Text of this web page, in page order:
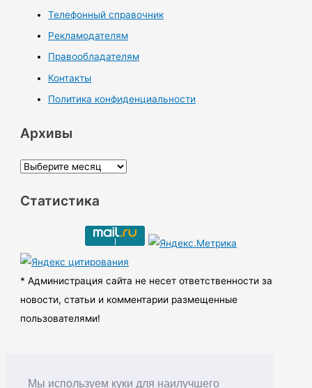
Мы используем куки для наилучшего
Телефонный справочник
Рекламодателям
Правообладателям
Контакты
Политика конфиденциальности
Архивы
А
х
ы
Статистика
* Администрация сайта не несет ответственности за
новости, статьи и комментарии размещенные
пользователями!